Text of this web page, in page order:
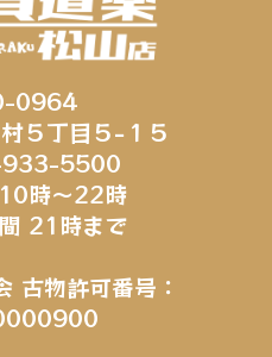
0964
５丁目５−１５
5500
時～22時
21時まで
古物許可番号：